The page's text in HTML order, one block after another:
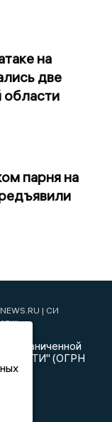
на
две
парня на
| СИ
ограниченной
(ОГРН